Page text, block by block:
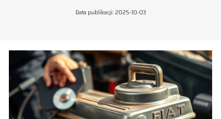
Data publikacji: 2025-10-03